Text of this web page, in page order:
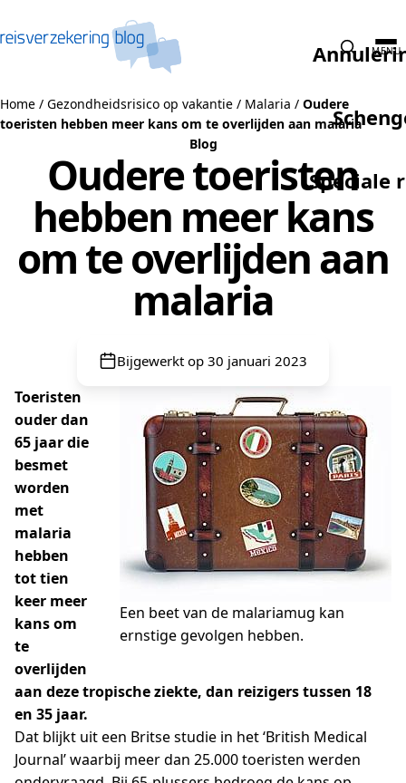
Speciale
MENU
Home / Gezondheidsrisico op vakantie / Malaria / Oudere
toeristen hebben meer kans om te overlijden aan malaria
Blog
Oudere toeristen
hebben meer kans
om te overlijden aan
malaria
Bijgewerkt op 30 januari 2023
Een beet van de malariamug kan
ernstige gevolgen hebben.
Toeristen
ouder dan
65 jaar die
besmet
worden
met
malaria
hebben
tot tien
keer meer
kans om
te
overlijden
aan deze tropische ziekte, dan reizigers tussen 18
en 35 jaar.
Dat blijkt uit een Britse studie in het ‘British Medical
Journal’ waarbij meer dan 25.000 toeristen werden